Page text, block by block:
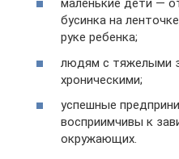
маленькие дети —
бусинка на
руке ребенка;
людям с тяжелыми
хроническими;
успешные
восприимчивы к
окружающих.